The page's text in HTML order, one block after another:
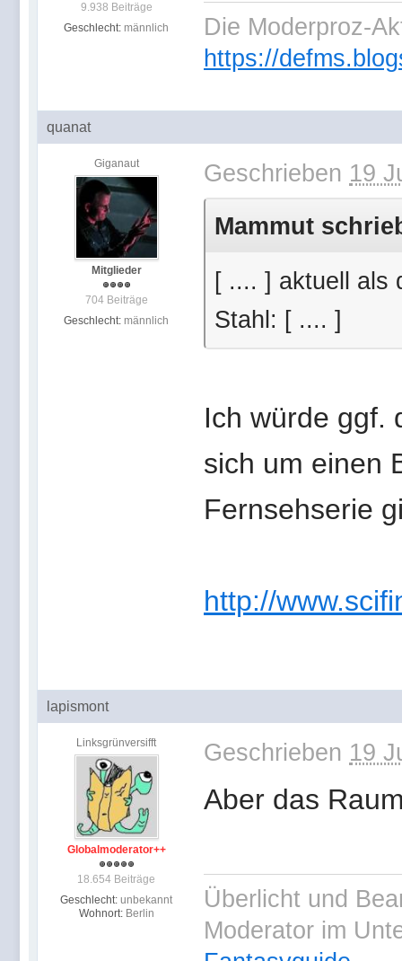
9.938 Beiträge
Geschlecht: männlich
Die Moderproz-
https://
quanat
Giganaut
Mitglieder
704 Beiträge
Geschlecht: männlich
Geschrieben 19
Mammut
[ .... ] aktuell als
Stahl: [ .... ]
Ich würde ggf.
sich um einen
Fernsehserie
http://
lapismont
Linksgrünversifft
Globalmoderator++
18.654 Beiträge
Geschlecht: unbekannt
Wohnort: Berlin
Geschrieben 19
Aber das
Überlicht und
Moderator im